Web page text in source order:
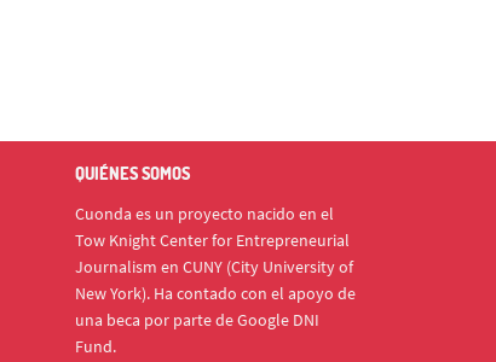
QUIÉNES SOMOS
Cuonda es un proyecto nacido en el
Tow Knight Center for Entrepreneurial
Journalism en CUNY (City University of
New York). Ha contado con el apoyo de
una beca por parte de Google DNI
Fund.